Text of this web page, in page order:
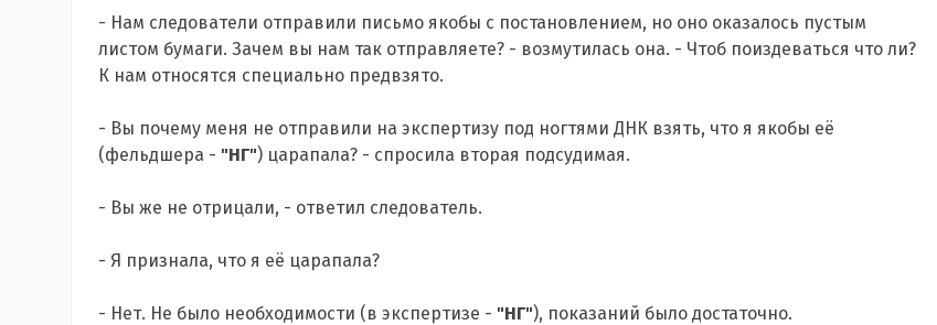
- Нам следователи отправили письмо якобы с постановлением, но оно оказалось пустым
листом бумаги. Зачем вы нам так отправляете? - возмутилась она. - Чтоб поиздеваться что ли?
К нам относятся специально предвзято.
- Вы почему меня не отправили на экспертизу под ногтями ДНК взять, что я якобы её
(фельдшера - "НГ") царапала? - спросила вторая подсудимая.
- Вы же не отрицали, - ответил следователь.
- Я признала, что я её царапала?
- Нет. Не было необходимости (в экспертизе - "НГ"), показаний было достаточно.